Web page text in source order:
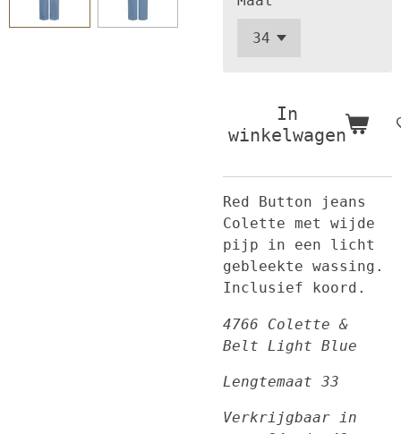
In
winkelwagen
Red Button jeans
Colette met wijde
pijp in een licht
gebleekte wassing.
Inclusief koord.
4766 Colette &
Belt Light Blue
Lengtemaat 33
Verkrijgbaar in